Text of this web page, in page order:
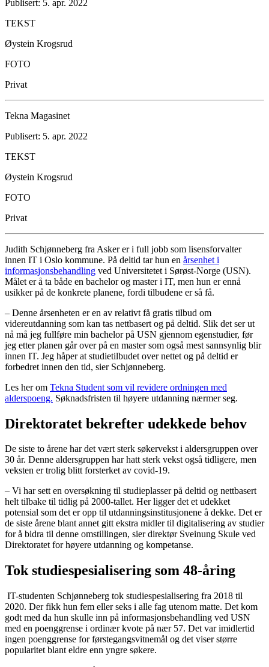
Publisert: 5. apr. 2022
TEKST
Øystein Krogsrud
FOTO
Privat
Tekna Magasinet
Publisert: 5. apr. 2022
TEKST
Øystein Krogsrud
FOTO
Privat
Judith Schjønneberg fra Asker er i full jobb som lisensforvalter
innen IT i Oslo kommune. På deltid tar hun en årsenhet i
informasjonsbehandling ved Universitetet i Sørøst-Norge (USN).
Målet er å ta både en bachelor og master i IT, men hun er ennå
usikker på de konkrete planene, fordi tilbudene er så få.
– Denne årsenheten er en av relativt få gratis tilbud om
videreutdanning som kan tas nettbasert og på deltid. Slik det ser ut
nå må jeg fullføre min bachelor på USN gjennom egenstudier, før
jeg etter planen går over på en master som også mest sannsynlig blir
innen IT. Jeg håper at studietilbudet over nettet og på deltid er
forbedret innen den tid, sier Schjønneberg.
Les her om Tekna Student som vil revidere ordningen med
alderspoeng. Søknadsfristen til høyere utdanning nærmer seg.
Direktoratet bekrefter udekkede behov
De siste to årene har det vært sterk søkervekst i aldersgruppen over
30 år. Denne aldersgruppen har hatt sterk vekst også tidligere, men
veksten er trolig blitt forsterket av covid-19.
– Vi har sett en oversøkning til studieplasser på deltid og nettbasert
helt tilbake til tidlig på 2000-tallet. Her ligger det et udekket
potensial som det er opp til utdanningsinstitusjonene å dekke. Det er
de siste årene blant annet gitt ekstra midler til digitalisering av studier
for å bidra til denne omstillingen, sier direktør Sveinung Skule ved
Direktoratet for høyere utdanning og kompetanse.
Tok studiespesialisering som 48-åring
IT-studenten Schjønneberg tok studiespesialisering fra 2018 til
2020. Der fikk hun fem eller seks i alle fag utenom matte. Det kom
godt med da hun skulle inn på informasjonsbehandling ved USN
med en poenggrense i ordinær kvote på nær 57. Det var imidlertid
ingen poenggrense for førstegangsvitnemål og det viser større
popularitet blant eldre enn yngre søkere.